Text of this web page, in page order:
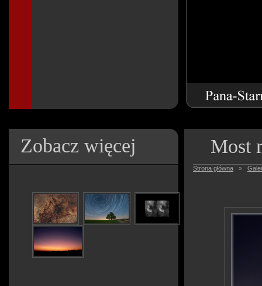
Zobacz więcej Most
Strona główna »